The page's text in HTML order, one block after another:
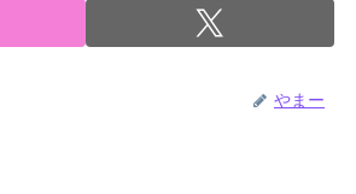
やまー